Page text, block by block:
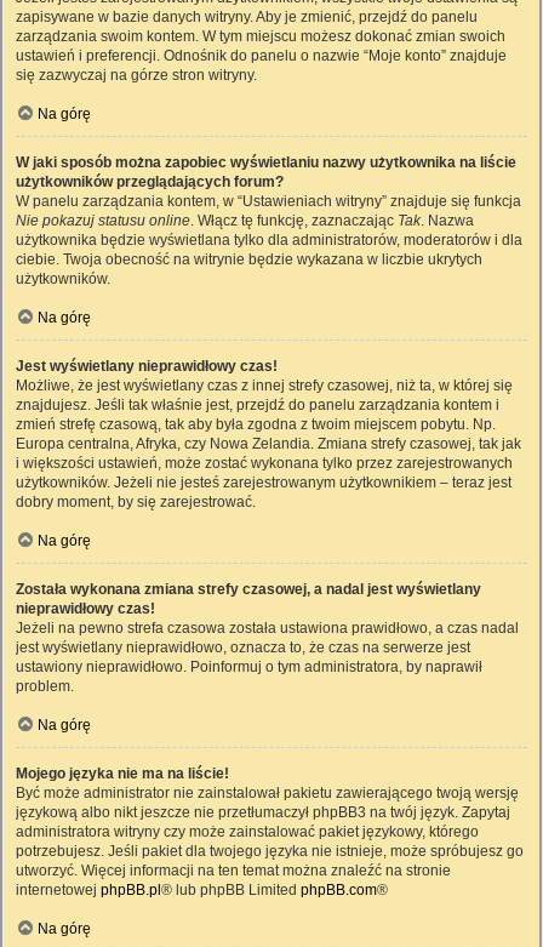
zapisywane w bazie danych witryny. Aby je zmienić, przejdź do panelu
zarządzania swoim kontem. W tym miejscu możesz dokonać zmian swoich
ustawień i preferencji. Odnośnik do panelu o nazwie “Moje konto” znajduje
się zazwyczaj na górze stron witryny.
Na górę
W jaki sposób można zapobiec wyświetlaniu nazwy użytkownika na liście
użytkowników przeglądających forum?
W panelu zarządzania kontem, w “Ustawieniach witryny” znajduje się funkcja
Nie pokazuj statusu online. Włącz tę funkcję, zaznaczając Tak. Nazwa
użytkownika będzie wyświetlana tylko dla administratorów, moderatorów i dla
ciebie. Twoja obecność na witrynie będzie wykazana w liczbie ukrytych
użytkowników.
Na górę
Jest wyświetlany nieprawidłowy czas!
Możliwe, że jest wyświetlany czas z innej strefy czasowej, niż ta, w której się
znajdujesz. Jeśli tak właśnie jest, przejdź do panelu zarządzania kontem i
zmień strefę czasową, tak aby była zgodna z twoim miejscem pobytu. Np.
Europa centralna, Afryka, czy Nowa Zelandia. Zmiana strefy czasowej, tak jak
i większości ustawień, może zostać wykonana tylko przez zarejestrowanych
użytkowników. Jeżeli nie jesteś zarejestrowanym użytkownikiem – teraz jest
dobry moment, by się zarejestrować.
Na górę
Została wykonana zmiana strefy czasowej, a nadal jest wyświetlany
nieprawidłowy czas!
Jeżeli na pewno strefa czasowa została ustawiona prawidłowo, a czas nadal
jest wyświetlany nieprawidłowo, oznacza to, że czas na serwerze jest
ustawiony nieprawidłowo. Poinformuj o tym administratora, by naprawił
problem.
Na górę
Mojego języka nie ma na liście!
Być może administrator nie zainstalował pakietu zawierającego twoją wersję
językową albo nikt jeszcze nie przetłumaczył phpBB3 na twój język. Zapytaj
administratora witryny czy może zainstalować pakiet językowy, którego
potrzebujesz. Jeśli pakiet dla twojego języka nie istnieje, może spróbujesz go
utworzyć. Więcej informacji na ten temat można znaleźć na stronie
internetowej phpBB.pl ® lub phpBB Limited phpBB.com®
Na górę